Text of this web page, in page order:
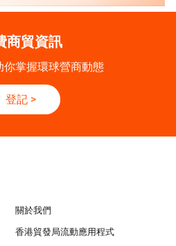
商貿資訊
你掌握環球營商動態
登記 >
關於我們
香港貿發局流動應用程式